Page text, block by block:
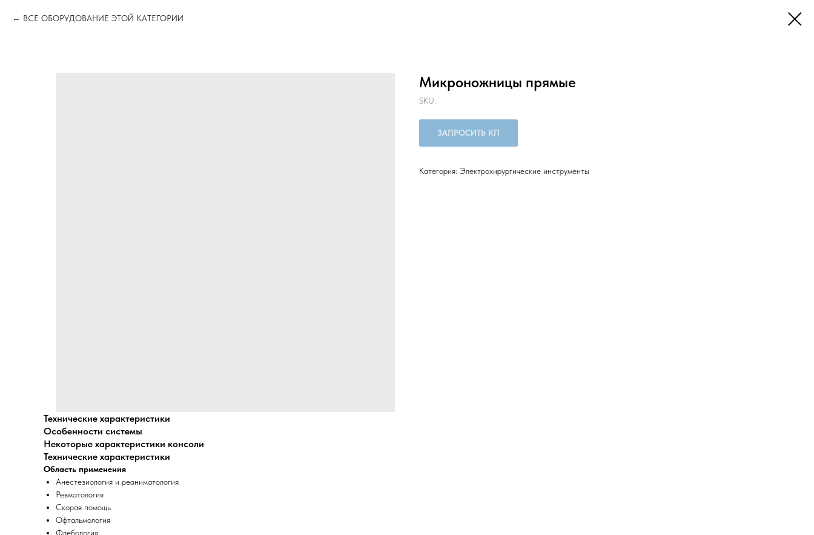
ВСЕ ОБОРУДОВАНИЕ ЭТОЙ КАТЕГОРИИ
Микроножницы прямые
SKU:
ЗАПРОСИТЬ КП
Категория: Электрохирургические инструменты
Технические характеристики
Особенности системы
Некоторые характеристики консоли
Технические характеристики
Область применения
Анестезиология и реаниматология
Ревматология
Скорая помощь
Офтальмология
Флебология